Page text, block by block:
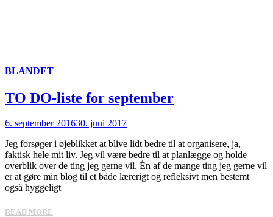
BLANDET
TO DO-liste for september
6. september 201630. juni 2017
Jeg forsøger i øjeblikket at blive lidt bedre til at organisere, ja,
faktisk hele mit liv. Jeg vil være bedre til at planlægge og holde
overblik over de ting jeg gerne vil. Én af de mange ting jeg gerne vil
er at gøre min blog til et både lærerigt og refleksivt men bestemt
også hyggeligt
READ MORE